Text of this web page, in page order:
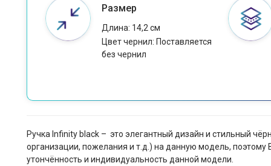
Размер
Длина: 14,2 см
Цвет чернил: Поставляется
без чернил
Ручка Infinity black – это элегантный дизайн и стильный
организации, пожелания и т.д.) на данную модель, поэтому
утончённость и индивидуальность данной модели.